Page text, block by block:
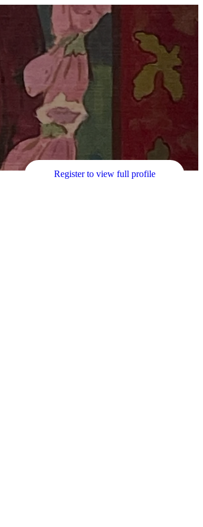
Register to view full profile